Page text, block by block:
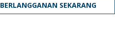
BERLANGGANAN SEKARANG